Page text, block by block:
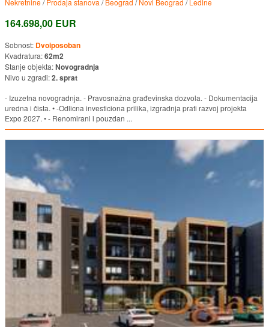
Nekretnine/Prodaja stanova /Beograd /Novi Beograd /Ledine
164.698,00 EUR
Sobnost: Dvoiposoban
Kvadratura:62m2
Stanje objekta:Novogradnja
Nivo u zgradi:2. sprat
- Izuzetna novogradnja. - Pravosnažna građevinska dozvola. - Dokumentacija
uredna i čista. • -Odlicna investiciona prilika, izgradnja prati razvoj projekta
Expo 2027. • - Renomirani i pouzdan ...